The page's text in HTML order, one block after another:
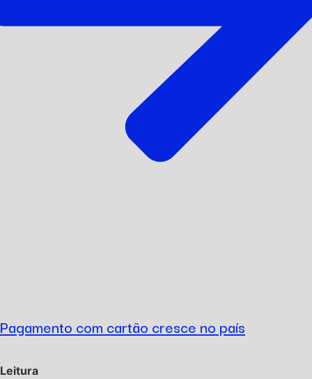
Pagamento com cartão cresce no país
Leitura